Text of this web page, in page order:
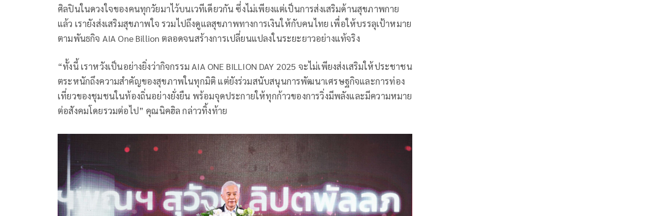
ศิลปินในดวงใจของคนทุกวัยมาไว้บนเวทีเดียวกัน ซึ่งไม่เพียงแต่เป็นการส่งเสริมด้านสุขภาพกาย
แล้ว เรายังส่งเสริมสุขภาพใจ รวมไปถึงดูแลสุขภาพทางการเงินให้กับคนไทย เพื่อให้บรรลุเป้าหมาย
ตามพันธกิจ AIA One Billion ตลอดจนสร้างการเปลี่ยนแปลงในระยะยาวอย่างแท้จริง
“ทั้งนี้ เราหวังเป็นอย่างยิ่งว่ากิจกรรม AIA ONE BILLION DAY 2025 จะไม่เพียงส่งเสริมให้ประชาชน
ตระหนักถึงความสำคัญของสุขภาพในทุกมิติ แต่ยังร่วมสนับสนุนการพัฒนาเศรษฐกิจและการท่อง
เที่ยวของชุมชนในท้องถิ่นอย่างยั่งยืน พร้อมจุดประกายให้ทุกก้าวของการวิ่งมีพลังและมีความหมาย
ต่อสังคมโดยรวมต่อไป” คุณนิคฮิล กล่าวทิ้งท้าย